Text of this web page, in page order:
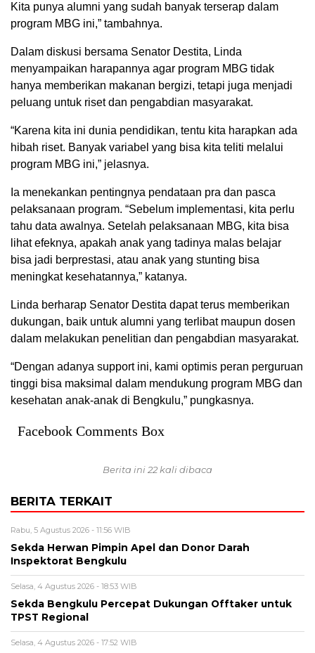
Kita punya alumni yang sudah banyak terserap dalam
program MBG ini,” tambahnya.
Dalam diskusi bersama Senator Destita, Linda
menyampaikan harapannya agar program MBG tidak
hanya memberikan makanan bergizi, tetapi juga menjadi
peluang untuk riset dan pengabdian masyarakat.
“Karena kita ini dunia pendidikan, tentu kita harapkan ada
hibah riset. Banyak variabel yang bisa kita teliti melalui
program MBG ini,” jelasnya.
Ia menekankan pentingnya pendataan pra dan pasca
pelaksanaan program. “Sebelum implementasi, kita perlu
tahu data awalnya. Setelah pelaksanaan MBG, kita bisa
lihat efeknya, apakah anak yang tadinya malas belajar
bisa jadi berprestasi, atau anak yang stunting bisa
meningkat kesehatannya,” katanya.
Linda berharap Senator Destita dapat terus memberikan
dukungan, baik untuk alumni yang terlibat maupun dosen
dalam melakukan penelitian dan pengabdian masyarakat.
“Dengan adanya support ini, kami optimis peran perguruan
tinggi bisa maksimal dalam mendukung program MBG dan
kesehatan anak-anak di Bengkulu,” pungkasnya.
Facebook Comments Box
Berita ini 22 kali dibaca
BERITA TERKAIT
Rabu, 5 Agustus 2026 - 11:56 WIB
Sekda Herwan Pimpin Apel dan Donor Darah
Inspektorat Bengkulu
Selasa, 4 Agustus 2026 - 18:53 WIB
Sekda Bengkulu Percepat Dukungan Offtaker untuk
TPST Regional
Selasa, 4 Agustus 2026 - 17:52 WIB